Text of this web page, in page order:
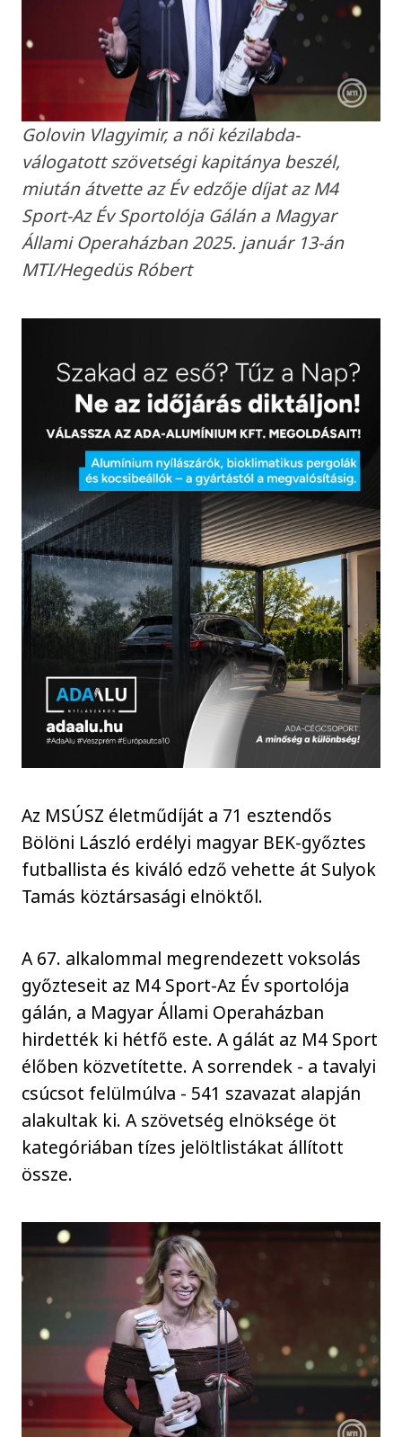
Golovin Vlagyimir, a női kézilabda-
válogatott szövetségi kapitánya beszél,
miután átvette az Év edzője díjat az M4
Sport-Az Év Sportolója Gálán a Magyar
Állami Operaházban 2025. január 13-án
MTI/Hegedüs Róbert
Az MSÚSZ életműdíját a 71 esztendős
Bölöni László erdélyi magyar BEK-győztes
futballista és kiváló edző vehette át Sulyok
Tamás köztársasági elnöktől.
A 67. alkalommal megrendezett voksolás
győzteseit az M4 Sport-Az Év sportolója
gálán, a Magyar Állami Operaházban
hirdették ki hétfő este. A gálát az M4 Sport
élőben közvetítette. A sorrendek - a tavalyi
csúcsot felülmúlva - 541 szavazat alapján
alakultak ki. A szövetség elnöksége öt
kategóriában tízes jelöltlistákat állított
össze.